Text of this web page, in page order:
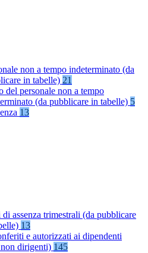
non a tempo indeterminato (da
in tabelle) 21
del personale non a tempo
(da pubblicare in tabelle) 5
13
di assenza trimestrali (da pubblicare
13
e autorizzati ai dipendenti
dirigenti) 145